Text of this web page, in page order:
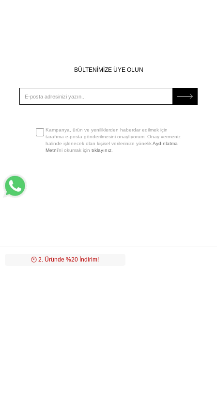
🕙️ 2. Üründe %20 İndirim!
BÜLTENİMİZE ÜYE OLUN
Kampanya, ürün ve yeniliklerden haberdar edilmek için
tarafıma e-posta gönderilmesini onaylıyorum. Onay vermeniz
halinde işlenecek olan kişisel verilerinize yönelikAydınlatma
Metni’ni okumak için tıklayınız